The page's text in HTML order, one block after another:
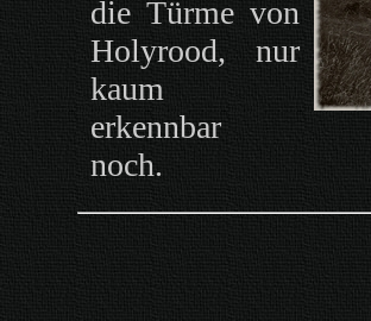
die Türme von
Holyrood, nur
kaum
erkennbar
noch.